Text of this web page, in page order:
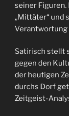
seiner Figuren.
„Mittäter“ und
Verantwortung
Satirisch stellt
gegen den
der heutigen
durchs Dorf
Zeitgeist-